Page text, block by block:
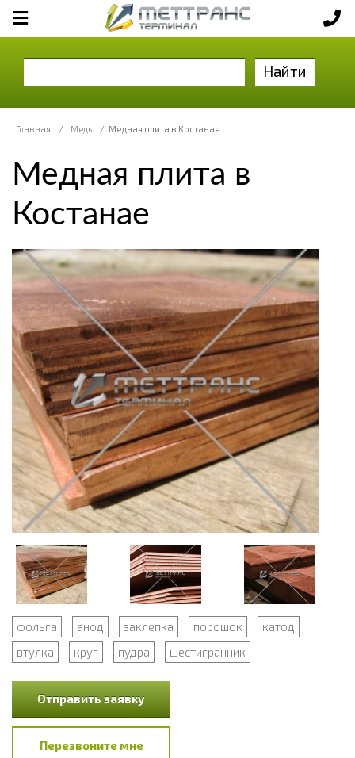
Найти
Главная / Медь / Медная плита в Костанае
Медная плита в
Костанае
фольга анод заклепка порошок
катод
втулка
круг пудра шестигранник
Отправить заявку
Перезвоните мне